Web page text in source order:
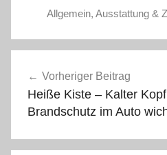
Allgemein, Ausstattung &
Vorheriger Beitrag
Heiße Kiste – Kalter
Brandschutz im Auto